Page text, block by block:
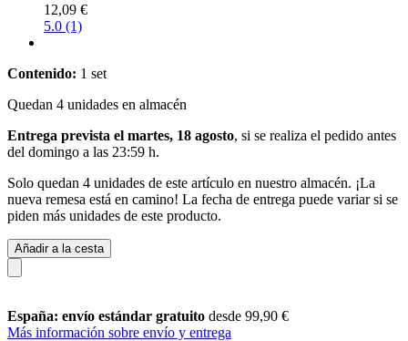
12,09 €
5.0 (1)
Contenido: 1 set
Quedan 4 unidades en almacén
Entrega prevista el martes, 18 agosto, si se realiza el pedido antes
del domingo a las 23:59 h.
Solo quedan 4 unidades de este artículo en nuestro almacén. ¡La
nueva remesa está en camino! La fecha de entrega puede variar si se
piden más unidades de este producto.
Añadir a la cesta
España: envío estándar gratuito desde 99,90 €
Más información sobre envío y entrega